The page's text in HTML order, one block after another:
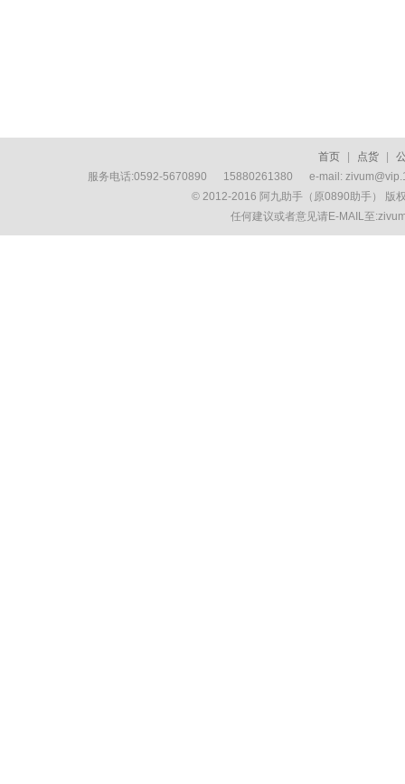
首页 点货
服务电话:0592-5670890 15880261380 e-mail:
© 2012-2016 阿九助手（原0890助手） 版
任何建议或者意见请E-MAIL至